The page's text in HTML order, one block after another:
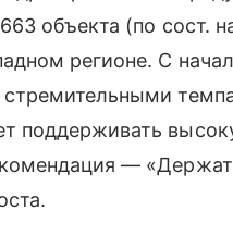
объекта (по сост.
регионе. С
стремительными
поддерживать
—